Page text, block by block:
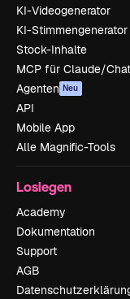
KI-Videogenerator
KI-Stimmengenerator
Stock-Inhalte
MCP für Claude/
Agenten Neu
API
Mobile App
Alle Magnific-Tools
Loslegen
Academy
Dokumentation
Support
AGB